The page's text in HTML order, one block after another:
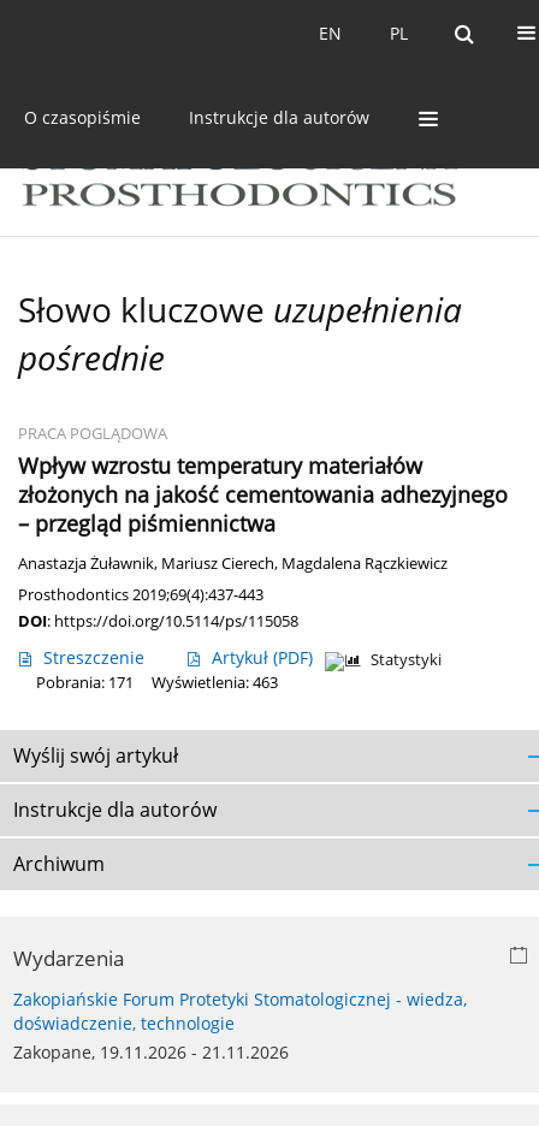
PL
EN PL
EN
O czasopiśmie Instrukcje dla autorów
Słowo kluczowe uzupełnienia
pośrednie
PRACA POGLĄDOWA
Wpływ wzrostu temperatury materiałów
złożonych na jakość cementowania adhezyjnego
– przegląd piśmiennictwa
Anastazja Żuławnik, Mariusz Cierech, Magdalena Rączkiewicz
Prosthodontics 2019;69(4):437-443
DOI: https://doi.org/10.5114/ps/115058
Streszczenie Artykuł (PDF)
Statystyki
Pobrania: 171
Wyświetlenia: 463
Wyślij swój artykuł
Instrukcje dla autorów
Archiwum
Wydarzenia
Zakopiańskie Forum Protetyki Stomatologicznej - wiedza,
doświadczenie, technologie
Zakopane, 19.11.2026 - 21.11.2026